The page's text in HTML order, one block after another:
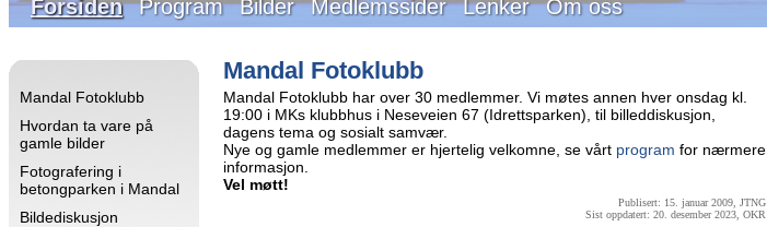
Forsiden Program Bilder Medlemssider Lenker Om oss
Mandal Fotoklubb
Hvordan ta vare på
gamle bilder
Fotografering i
betongparken i Mandal
Bildediskusjon
Mandal Fotoklubb
Mandal Fotoklubb har over 30 medlemmer. Vi møtes annen hver onsdag kl.
19:00 i MKs klubbhus i Neseveien 67 (Idrettsparken), til billeddiskusjon,
dagens tema og sosialt samvær.
Nye og gamle medlemmer er hjertelig velkomne, se vårt program for nærmere
informasjon.
Vel møtt!
Publisert: 15. januar 2009, JTNG
Sist oppdatert: 20. desember 2023, OKR